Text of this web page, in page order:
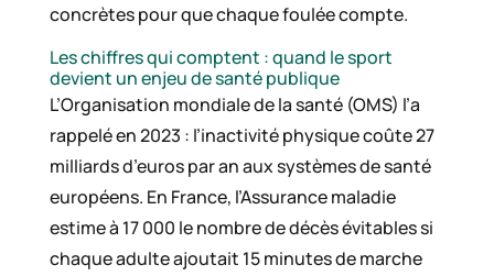
concrètes pour que chaque foulée compte.
Les chiffres qui comptent : quand le sport
devient un enjeu de santé publique
L’Organisation mondiale de la santé (OMS) l’a
rappelé en 2023 : l’inactivité physique coûte 27
milliards d’euros par an aux systèmes de santé
européens. En France, l’Assurance maladie
estime à 17 000 le nombre de décès évitables si
chaque adulte ajoutait 15 minutes de marche